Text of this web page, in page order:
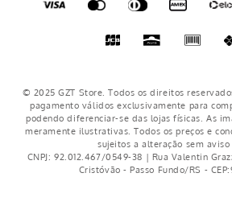
© 2025 GZT Store. Todos os direitos
pagamento válidos exclusivamente para
podendo diferenciar-se das lojas físicas. As
meramente ilustrativas. Todos os preços e
sujeitos a alteração sem aviso
CNPJ: 92.012.467/0549-38 | Rua Valentin
Cristóvão - Passo Fundo/RS -